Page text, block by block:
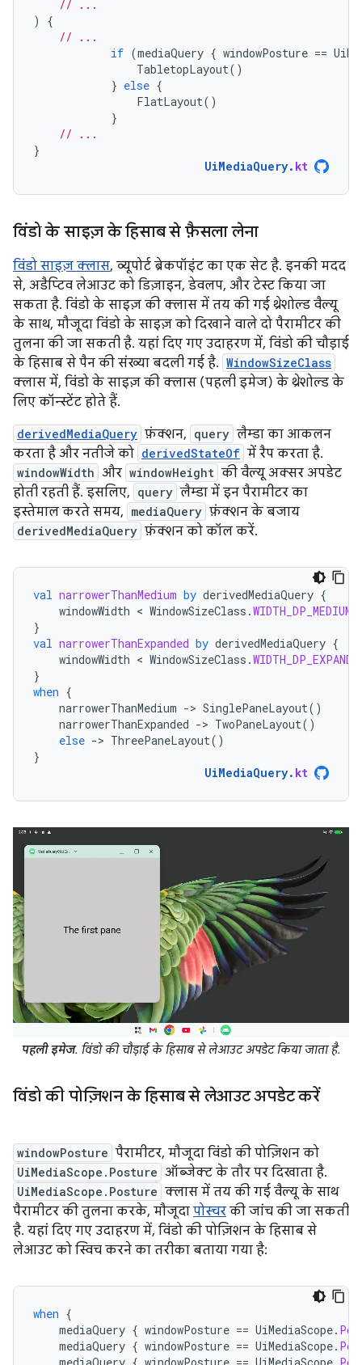
// ...
)
{
// ...
if (mediaQuery { windowPosture ==
TabletopLayout()
} else {
FlatLayout()
}
// ...
}
UiMediaQuery. kt
विंडो के साइज़ के हिसाब से फ़ैसला लेना
विंडो साइज़ क्लास, व्यूपोर्ट ब्रेकपॉइंट का एक सेट है. इनकी मदद
से, अडैप्टिव लेआउट को डिज़ाइन, डेवलप, और टेस्ट किया जा
सकता है. विंडो के साइज़ की क्लास में तय की गई थ्रेशोल्ड वैल्यू
के साथ, मौजूदा विंडो के साइज़ को दिखाने वाले दो पैरामीटर की
तुलना की जा सकती है. यहां दिए गए उदाहरण में, विंडो की चौड़ाई
के हिसाब से पैन की संख्या बदली गई है. WindowSizeClass
क्लास में, विंडो के साइज़ की क्लास (पहली इमेज) के थ्रेशोल्ड के
लिए कॉन्स्टेंट होते हैं.
derivedMediaQuery फ़ंक्शन, query लैम्डा का आकलन
करता है और नतीजे को derivedStateOf में रैप करता है.
windowWidth और windowHeight की वैल्यू अक्सर अपडेट
होती रहती हैं. इसलिए, query लैम्डा में इन पैरामीटर का
इस्तेमाल करते समय, mediaQuery फ़ंक्शन के बजाय
derivedMediaQuery फ़ंक्शन को कॉल करें.
val narrowerThanMedium by derivedMediaQuery {
windowWidth < WindowSizeClass .
}
val narrowerThanExpanded by derivedMediaQuery {
windowWidth < WindowSizeClass .
}
when {
narrowerThanMedium -> SinglePaneLayout()
narrowerThanExpanded -> TwoPaneLayout()
else -> ThreePaneLayout()
}
UiMediaQuery. kt
पहली इमेज. विंडो की चौड़ाई के हिसाब से लेआउट अपडेट किया जाता है.
विंडो की पोज़िशन के हिसाब से लेआउट अपडेट करें
windowPosture पैरामीटर, मौजूदा विंडो की पोज़िशन को
UiMediaScope.Posture ऑब्जेक्ट के तौर पर दिखाता है.
UiMediaScope.Posture क्लास में तय की गई वैल्यू के साथ
पैरामीटर की तुलना करके, मौजूदा पोस्चर की जांच की जा सकती
है. यहां दिए गए उदाहरण में, विंडो की पोज़िशन के हिसाब से
लेआउट को स्विच करने का तरीका बताया गया है:
when {
mediaQuery { windowPosture == UiMediaScope.
mediaQuery { windowPosture == UiMediaScope.